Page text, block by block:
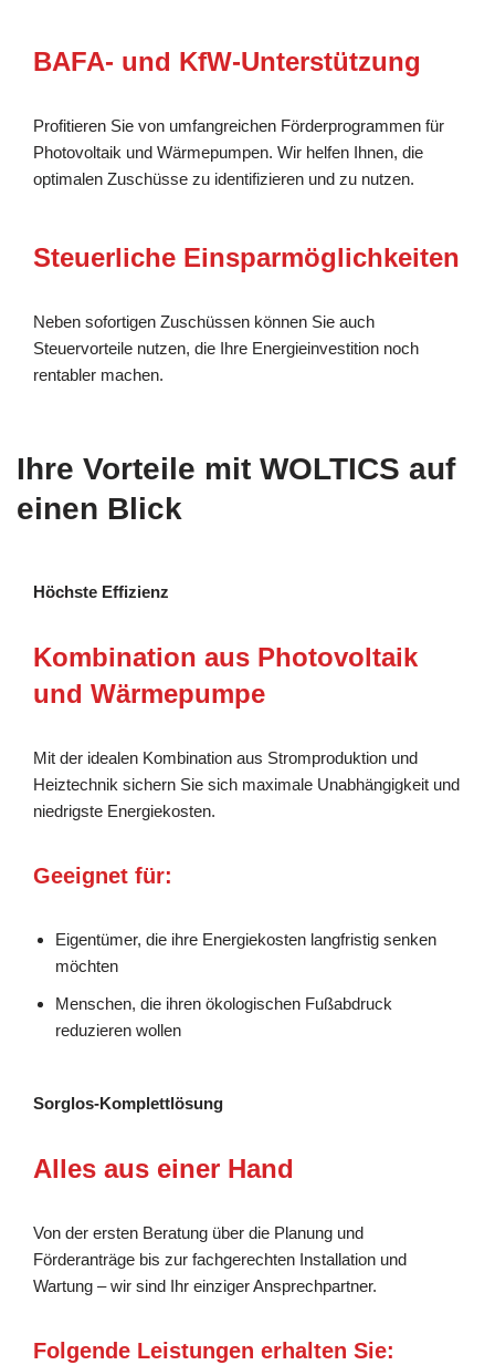
BAFA- und KfW-Unterstützung
Profitieren Sie von umfangreichen Förderprogrammen für
Photovoltaik und Wärmepumpen. Wir helfen Ihnen, die
optimalen Zuschüsse zu identifizieren und zu nutzen.
Steuerliche Einsparmöglichkeiten
Neben sofortigen Zuschüssen können Sie auch
Steuervorteile nutzen, die Ihre Energieinvestition noch
rentabler machen.
Ihre Vorteile mit WOLTICS auf
einen Blick
Höchste Effizienz
Kombination aus Photovoltaik
und Wärmepumpe
Mit der idealen Kombination aus Stromproduktion und
Heiztechnik sichern Sie sich maximale Unabhängigkeit und
niedrigste Energiekosten.
Geeignet für:
Eigentümer, die ihre Energiekosten langfristig senken
möchten
Menschen, die ihren ökologischen Fußabdruck
reduzieren wollen
Sorglos-Komplettlösung
Alles aus einer Hand
Von der ersten Beratung über die Planung und
Förderanträge bis zur fachgerechten Installation und
Wartung – wir sind Ihr einziger Ansprechpartner.
Folgende Leistungen erhalten Sie: